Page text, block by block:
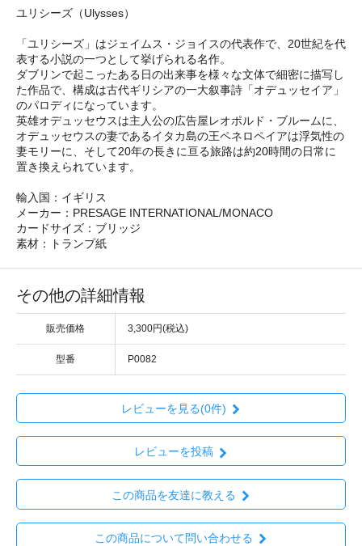
ユリシーズ（Ulysses）
「ユリシーズ」はジェイムス・ジョイスの代表作で、20世紀を代
表する小説の一つとして挙げられる名作。
ダブリンで起こったある日の出来事を様々な文体で細密に描写し
た作品で、構成は古代ギリシアの一大叙事詩「オデュッセイア」
のパロディになっています。
英雄オデュッセウスは主人公の広告屋レオポルド・ブルームに、
オデュッセウスの妻であるイタカ島の王ペネロペイアは浮気性の
妻モリーに、そして20年の長きに亘る旅路は約20時間の日常に
置き換えられています。
輸入国：イギリス
メーカー：PRESAGE INTERNATIONAL/MONACO
カードサイズ：ブリッジ
素材：トランプ紙
その他の詳細情報
販売価格 3,300円(税込)
型番 P0082
レビューを見る(0件)
レビューを投稿
この商品を友達に教える
この商品について問い合わせる